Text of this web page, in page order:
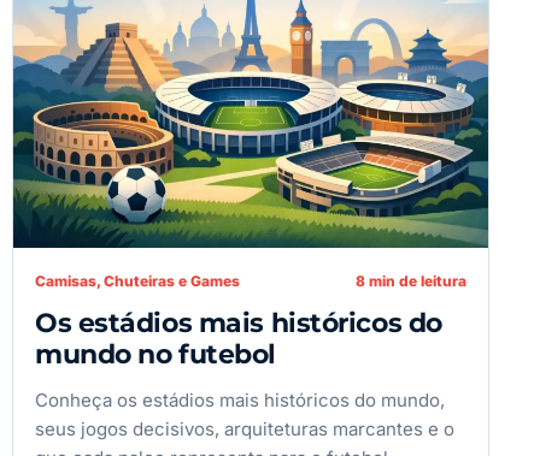
Camisas, Chuteiras e Games 8 min de leitura
Os estádios mais históricos do
mundo no futebol
Conheça os estádios mais históricos do mundo,
seus jogos decisivos, arquiteturas marcantes e o